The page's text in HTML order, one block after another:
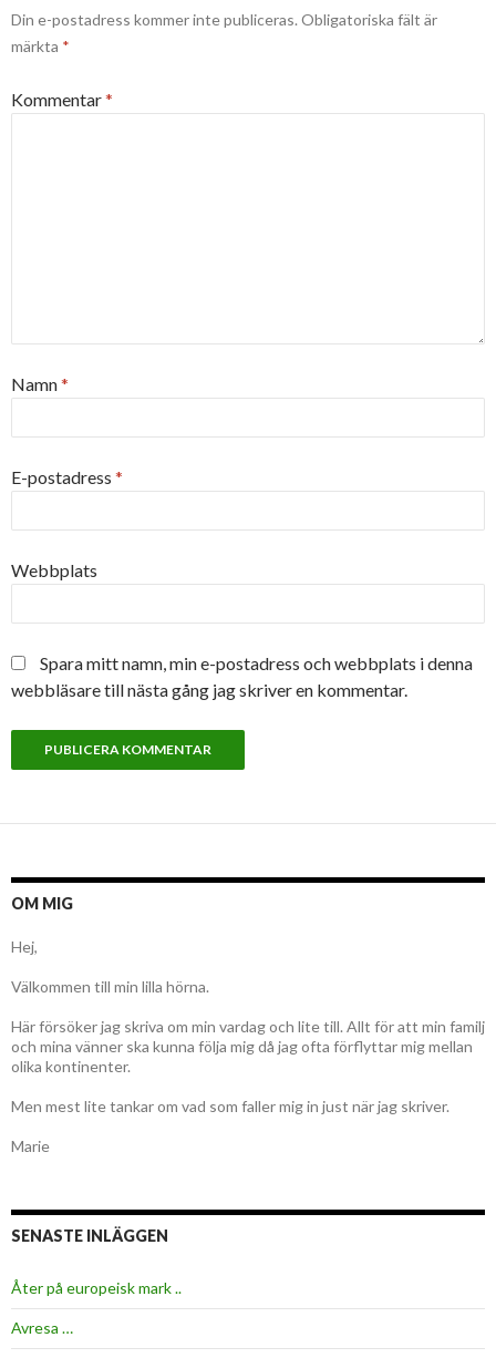
Din e-postadress kommer inte publiceras. Obligatoriska fält är
märkta *
Kommentar*
Namn*
E-postadress *
Webbplats
Spara mitt namn, min e-postadress och webbplats i denna
webbläsare till nästa gång jag skriver en kommentar.
OM MIG
Hej,
Välkommen till min lilla hörna.
Här försöker jag skriva om min vardag och lite till. Allt för att min familj
och mina vänner ska kunna följa mig då jag ofta förflyttar mig mellan
olika kontinenter.
Men mest lite tankar om vad som faller mig in just när jag skriver.
Marie
SENASTE INLÄGGEN
Åter på europeisk mark ..
Avresa …